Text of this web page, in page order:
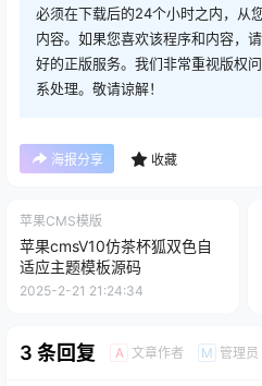
必须在下载后的24个小时之内，从
内容。如果您喜欢该程序和内容，
好的正版服务。我们非常重视版权
系处理。敬请谅解！
海报分享 收藏
苹果CMS模版
苹果cmsV10仿茶杯狐双色自
适应主题模板源码
2025-2-21 21:24:34
3 条回复 A 文章作者 M 管理员